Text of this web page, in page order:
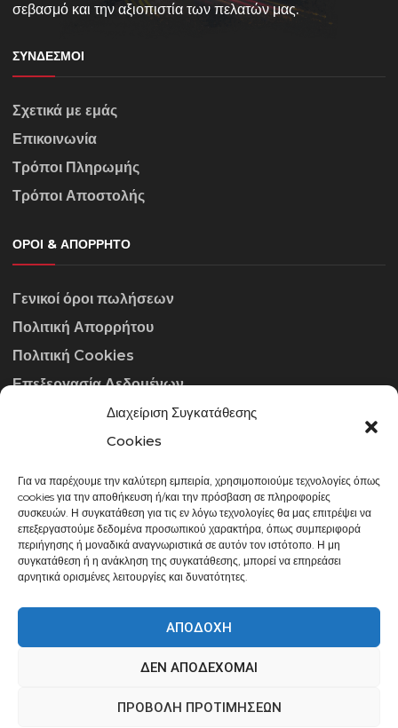
Διαχείριση Συγκατάθεσης
Cookies
Για να παρέχουμε την καλύτερη εμπειρία, χρησιμοποιούμε τεχνολογίες όπως
cookies για την αποθήκευση ή/και την πρόσβαση σε πληροφορίες
συσκευών. Η συγκατάθεση για τις εν λόγω τεχνολογίες θα μας επιτρέψει να
επεξεργαστούμε δεδομένα προσωπικού χαρακτήρα, όπως συμπεριφορά
περιήγησης ή μοναδικά αναγνωριστικά σε αυτόν τον ιστότοπο. Η μη
συγκατάθεση ή η ανάκληση της συγκατάθεσης, μπορεί να επηρεάσει
αρνητικά ορισμένες λειτουργίες και δυνατότητες.
ΑΠΟΔΟΧΉ
ΔΕΝ ΑΠΟΔΈΧΟΜΑΙ
ΠΡΟΒΟΛΉ ΠΡΟΤΙΜΉΣΕΩΝ
σεβασμό και την αξιοπιστία των πελατών μας.
ΣΎΝΔΕΣΜΟΙ
Σχετικά με εμάς
Επικοινωνία
Τρόποι Πληρωμής
Τρόποι Αποστολής
ΌΡΟΙ & ΑΠΌΡΡΗΤΟ
Γενικοί όροι πωλήσεων
Πολιτική Απορρήτου
Πολιτική Cookies
Επεξεργασία Δεδομένων
ΣΤΟΙΧΕΊΑ ΕΠΙΚΟΙΝΩΝΊΑΣ
info@gowithraw.gr
24310 35062
Δευ. - Παρ. 08:00 - 20:00
gowithraw.gr © 2020 | Powered by